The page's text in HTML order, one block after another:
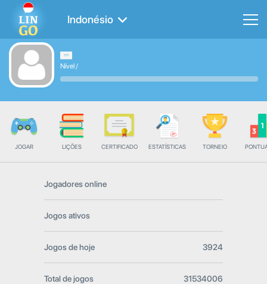
Indonésio
Nível/
JOGAR LIÇÕES CERTIFICADO ESTATÍSTICAS TORNEIO
Jogadores online
Jogos ativos
Jogos de hoje 3924
Total de jogos 31534006